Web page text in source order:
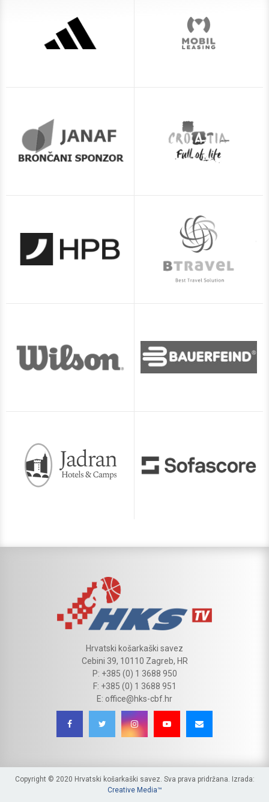
Hrvatski košarkaški savez
Cebini 39, 10110 Zagreb, HR
P: +385 (0) 1 3688 950
F: +385 (0) 1 3688 951
E: office@hks-cbf.hr
Copyright © 2020 Hrvatski košarkaški savez. Sva prava pridržana. Izrada:
Creative Media™